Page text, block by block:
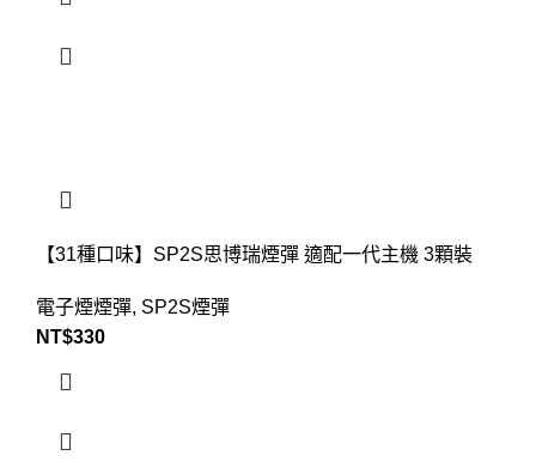
【31種口味】SP2S思博瑞煙彈 適配一代主機 3顆裝
電子煙煙彈, SP2S煙彈
NT$330